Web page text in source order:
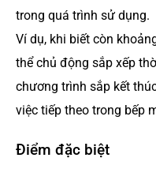
trong quá trình sử dụng.
Ví dụ, khi biết còn
thể chủ động sắp xếp
chương trình sắp kết
việc tiếp theo trong bếp
Điểm đặc biệt